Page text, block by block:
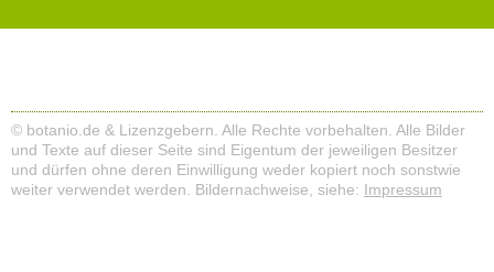
© botanio.de & Lizenzgebern. Alle Rechte vorbehalten. Alle Bilder
und Texte auf dieser Seite sind Eigentum der jeweiligen Besitzer
und dürfen ohne deren Einwilligung weder kopiert noch sonstwie
weiter verwendet werden. Bildernachweise, siehe: Impressum